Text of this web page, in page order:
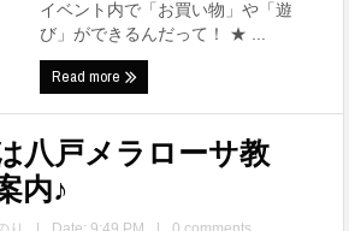
イベント内で「お買い物」や「遊
び」ができるんだって！ ★ ...
Read more
八戸メラローサ教
内♪